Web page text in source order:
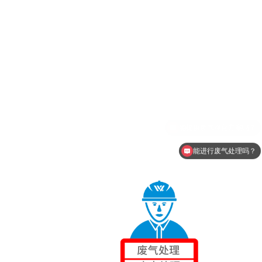
能进行废气处理吗？